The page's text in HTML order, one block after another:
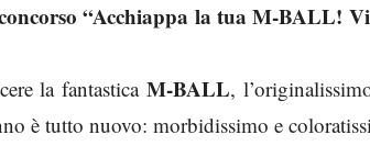
“Acchiappa la tua M-BALL!
la fantasticaM-BALL,
è tutto nuovo: morbidissimo e